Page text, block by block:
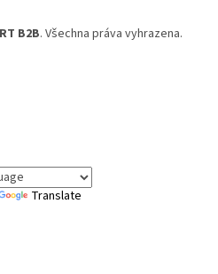
B2B. Všechna práva vyhrazena.
Translate